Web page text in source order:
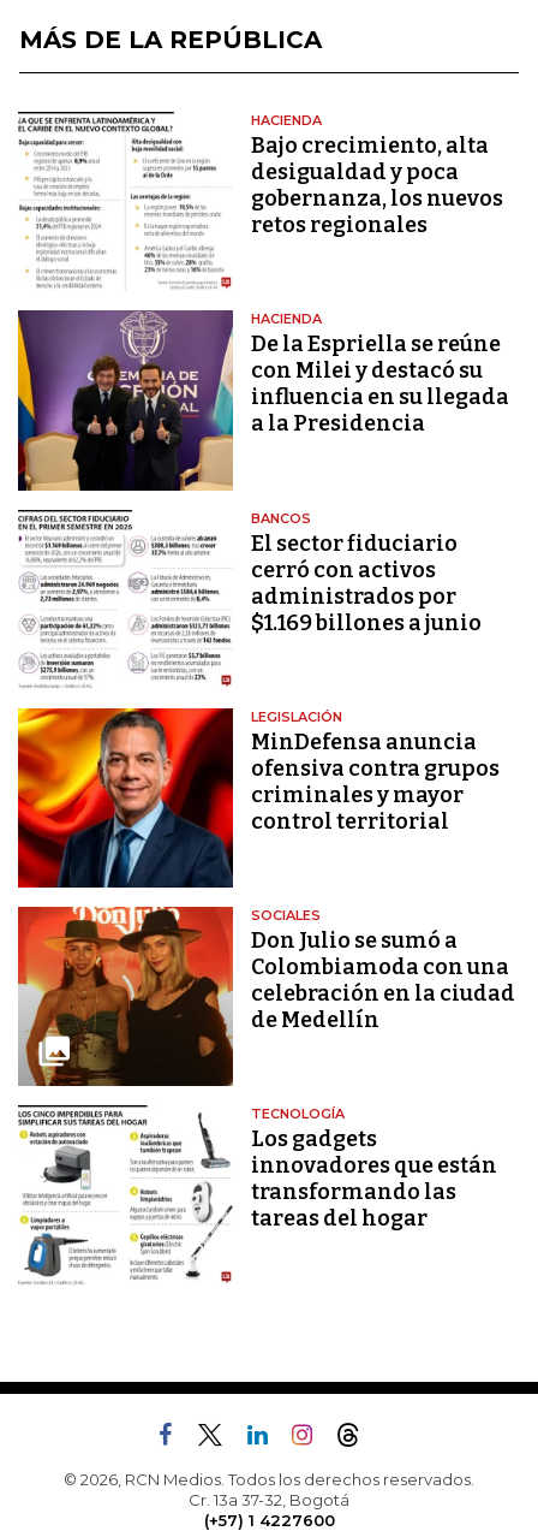
MÁS DE LA REPÚBLICA
HACIENDA
Bajo crecimiento, alta
desigualdad y poca
gobernanza, los nuevos
retos regionales
HACIENDA
De la Espriella se reúne
con Milei y destacó su
influencia en su llegada
a la Presidencia
BANCOS
El sector fiduciario
cerró con activos
administrados por
$1.169 billones a junio
LEGISLACIÓN
MinDefensa anuncia
ofensiva contra grupos
criminales y mayor
control territorial
SOCIALES
Don Julio se sumó a
Colombiamoda con una
celebración en la ciudad
de Medellín
TECNOLOGÍA
Los gadgets
innovadores que están
transformando las
tareas del hogar
© 2026, RCN Medios. Todos los derechos reservados.
Cr. 13a 37-32, Bogotá
(+57) 1 4227600